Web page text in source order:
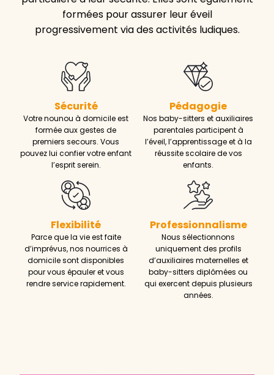
formées pour assurer leur éveil
progressivement via des activités ludiques.
Sécurité
Votre nounou à domicile est
formée aux gestes de
premiers secours. Vous
pouvez lui confier votre enfant
l’esprit serein.
Pédagogie
Nos baby-sitters et auxiliaires
parentales participent à
l’éveil, l’apprentissage et à la
réussite scolaire de vos
enfants.
Flexibilité
Parce que la vie est faite
d’imprévus, nos nourrices à
domicile sont disponibles
pour vous épauler et vous
rendre service rapidement.
Professionnalisme
Nous sélectionnons
uniquement des profils
d’auxiliaires maternelles et
baby-sitters diplômées ou
qui exercent depuis plusieurs
années.